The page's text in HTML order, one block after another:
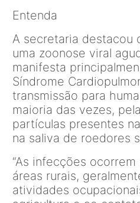
Entenda
A secretaria destacou
uma zoonose viral
manifesta
Síndrome
transmissão para
maioria das vezes,
partículas presentes
na saliva de roedores
“As infecções
áreas rurais,
atividades